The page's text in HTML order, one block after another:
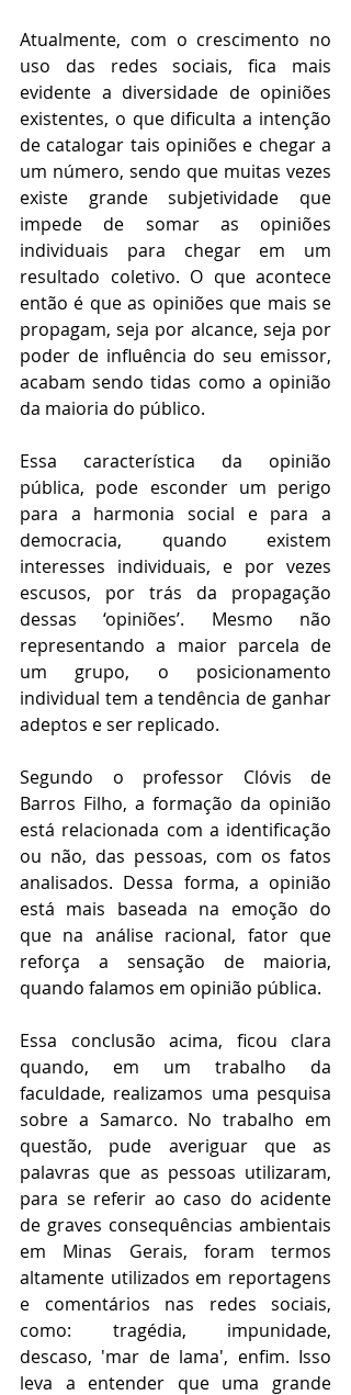
Atualmente, com o crescimento no
uso das redes sociais, fica mais
evidente a diversidade de opiniões
existentes, o que dificulta a intenção
de catalogar tais opiniões e chegar a
um número, sendo que muitas vezes
existe grande subjetividade que
impede de somar as opiniões
individuais para chegar em um
resultado coletivo. O que acontece
então é que as opiniões que mais se
propagam, seja por alcance, seja por
poder de influência do seu emissor,
acabam sendo tidas como a opinião
da maioria do público.
Essa característica da opinião
pública, pode esconder um perigo
para a harmonia social e para a
democracia, quando existem
interesses individuais, e por vezes
escusos, por trás da propagação
dessas ‘opiniões’. Mesmo não
representando a maior parcela de
um grupo, o posicionamento
individual tem a tendência de ganhar
adeptos e ser replicado.
Segundo o professor Clóvis de
Barros Filho, a formação da opinião
está relacionada com a identificação
ou não, das pessoas, com os fatos
analisados. Dessa forma, a opinião
está mais baseada na emoção do
que na análise racional, fator que
reforça a sensação de maioria,
quando falamos em opinião pública.
Essa conclusão acima, ficou clara
quando, em um trabalho da
faculdade, realizamos uma pesquisa
sobre a Samarco. No trabalho em
questão, pude averiguar que as
palavras que as pessoas utilizaram,
para se referir ao caso do acidente
de graves consequências ambientais
em Minas Gerais, foram termos
altamente utilizados em reportagens
e comentários nas redes sociais,
como: tragédia, impunidade,
descaso, 'mar de lama', enfim. Isso
leva a entender que uma grande